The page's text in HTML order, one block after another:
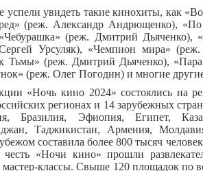
увидеть такие кинохиты, как
(реж. Александр Андрющенко),
(реж. Дмитрий Дьяченко),
Урсуляк), «Чемпион мира»
Тьмы» (реж. Дмитрий Дьяченко),
(реж. Олег Погодин) и многие
«Ночь кино 2024» состоялись на
регионах и 14 зарубежных
Бразилия, Эфиопия, Египет,
Таджикистан, Армения,
составила более 800 тысяч
«Ночи кино» прошли
классы. Свыше 120 площадок по